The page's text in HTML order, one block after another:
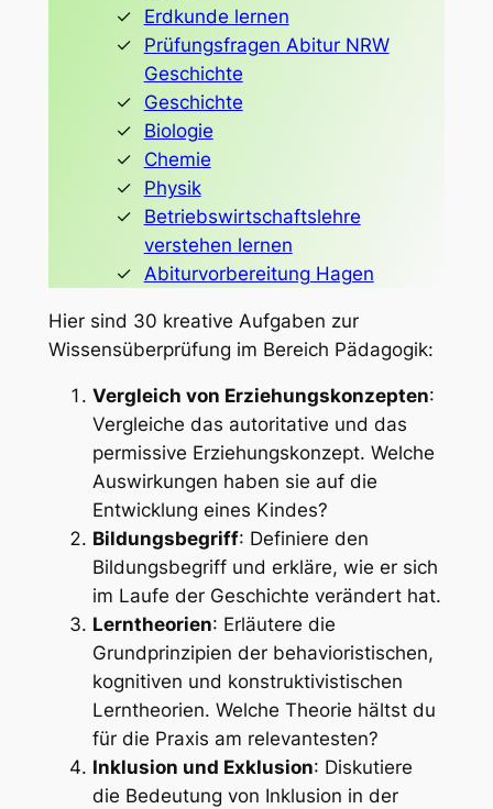
Erdkunde lernen
Prüfungsfragen Abitur NRW
Geschichte
Geschichte
Biologie
Chemie
Physik
Betriebswirtschaftslehre
verstehen lernen
Abiturvorbereitung Hagen
Hier sind 30 kreative Aufgaben zur
Wissensüberprüfung im Bereich Pädagogik:
Vergleich von Erziehungskonzepten:
Vergleiche das autoritative und das
permissive Erziehungskonzept. Welche
Auswirkungen haben sie auf die
Entwicklung eines Kindes?
Bildungsbegriff: Definiere den
Bildungsbegriff und erkläre, wie er sich
im Laufe der Geschichte verändert hat.
Lerntheorien: Erläutere die
Grundprinzipien der behavioristischen,
kognitiven und konstruktivistischen
Lerntheorien. Welche Theorie hältst du
für die Praxis am relevantesten?
Inklusion und Exklusion: Diskutiere
die Bedeutung von Inklusion in der